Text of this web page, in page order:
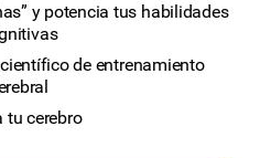
y potencia tus habilidades
de entrenamiento
tu cerebro